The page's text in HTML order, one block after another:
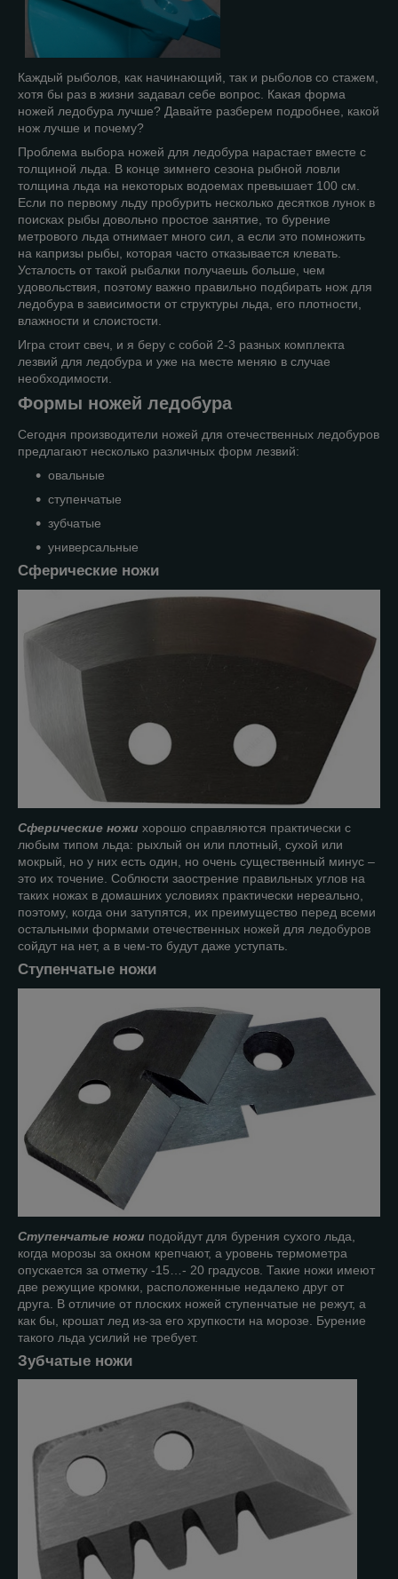
Каждый рыболов, как начинающий, так и рыболов со стажем,
хотя бы раз в жизни задавал себе вопрос. Какая форма
ножей ледобура лучше? Давайте разберем подробнее, какой
нож лучше и почему?
Проблема выбора ножей для ледобура нарастает вместе с
толщиной льда. В конце зимнего сезона рыбной ловли
толщина льда на некоторых водоемах превышает 100 см.
Если по первому льду пробурить несколько десятков лунок в
поисках рыбы довольно простое занятие, то бурение
метрового льда отнимает много сил, а если это помножить
на капризы рыбы, которая часто отказывается клевать.
Усталость от такой рыбалки получаешь больше, чем
удовольствия, поэтому важно правильно подбирать нож для
ледобура в зависимости от структуры льда, его плотности,
влажности и слоистости.
Игра стоит свеч, и я беру с собой 2-3 разных комплекта
лезвий для ледобура и уже на месте меняю в случае
необходимости.
Формы ножей ледобура
Сегодня производители ножей для отечественных ледобуров
предлагают несколько различных форм лезвий:
овальные
ступенчатые
зубчатые
универсальные
Сферические ножи
Сферические ножи хорошо справляются практически с
любым типом льда: рыхлый он или плотный, сухой или
мокрый, но у них есть один, но очень существенный минус –
это их точение. Соблюсти заострение правильных углов на
таких ножах в домашних условиях практически нереально,
поэтому, когда они затупятся, их преимущество перед всеми
остальными формами отечественных ножей для ледобуров
сойдут на нет, а в чем-то будут даже уступать.
Ступенчатые ножи
Ступенчатые ножи подойдут для бурения сухого льда,
когда морозы за окном крепчают, а уровень термометра
опускается за отметку -15…- 20 градусов. Такие ножи имеют
две режущие кромки, расположенные недалеко друг от
друга. В отличие от плоских ножей ступенчатые не режут, а
как бы, крошат лед из-за его хрупкости на морозе. Бурение
такого льда усилий не требует.
Зубчатые ножи